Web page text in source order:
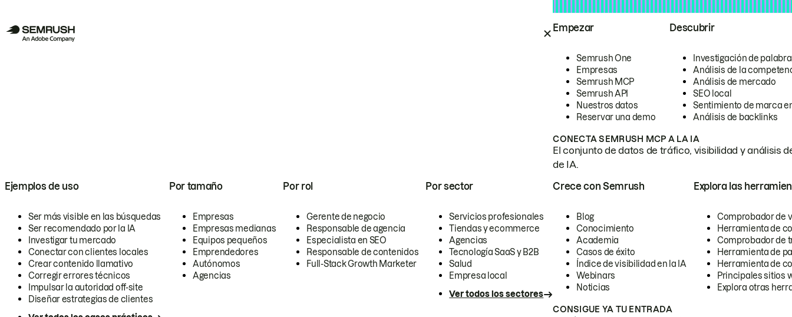
Empezar
Semrush One
Empresas
Semrush MCP
Semrush API
Nuestros datos
Reservar una demo
Descubrir
Investigación de
Análisis de la
Análisis de mercado
SEO local
Sentimiento de marca
Análisis de backlinks
CONECTA SEMRUSH MCP A LA IA
El conjunto de datos de tráfico, visibilidad y análisis
de IA.
Ejemplos de uso
Ser más visible en las búsquedas
Ser recomendado por la IA
Investigar tu mercado
Conectar con clientes locales
Crear contenido llamativo
Corregir errores técnicos
Impulsar la autoridad off-site
Diseñar estrategias de clientes
Por tamaño
Empresas
Empresas medianas
Equipos pequeños
Emprendedores
Autónomos
Agencias
Por rol
Gerente de negocio
Responsable de agencia
Especialista en SEO
Responsable de contenidos
Full-Stack Growth Marketer
Por sector
Servicios profesionales
Tiendas y ecommerce
Agencias
Tecnología SaaS y B2B
Salud
Empresa local
Ver todos los sectores
Crece con Semrush
Blog
Conocimiento
Academia
Casos de éxito
Índice de visibilidad en la IA
Webinars
Noticias
Explora las
Comprobador de
Herramienta de
Comprobador de
Herramienta de
Herramienta de
Principales sitios
Explora otras
CONSIGUE YA TU ENTRADA